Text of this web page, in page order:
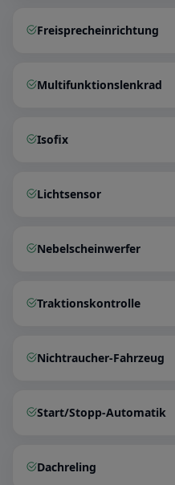
Freisprecheinrichtung
Multifunktionslenkrad
Isofix
Lichtsensor
Nebelscheinwerfer
Traktionskontrolle
Nichtraucher-Fahrzeug
Start/Stopp-Automatik
Dachreling